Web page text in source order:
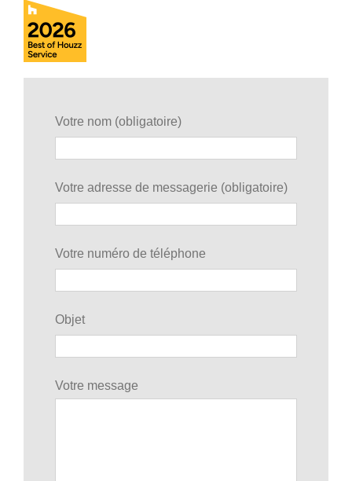
Votre nom (obligatoire)
Votre adresse de messagerie (obligatoire)
Votre numéro de téléphone
Objet
Votre message